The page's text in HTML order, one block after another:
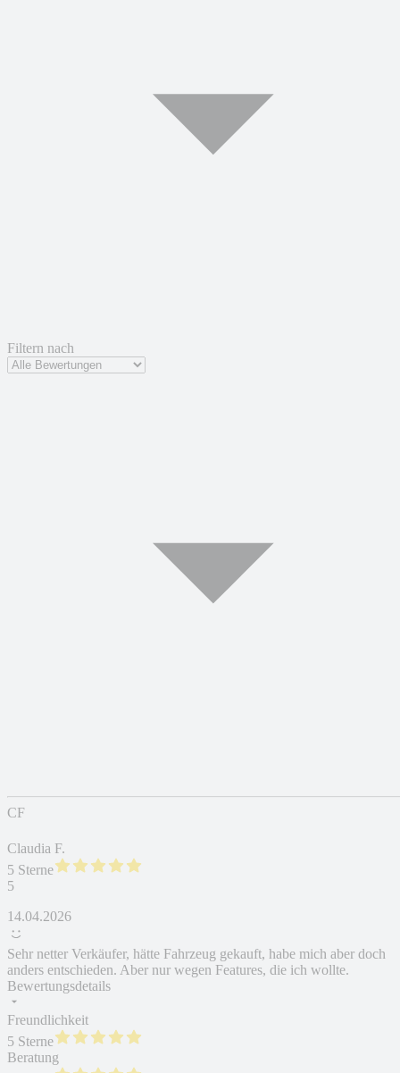
Filtern nach
CF
Claudia F.
5 Sterne
5
14.04.2026
Sehr netter Verkäufer, hätte Fahrzeug gekauft, habe mich aber doch
anders entschieden. Aber nur wegen Features, die ich wollte.
Bewertungsdetails
Freundlichkeit
5 Sterne
Beratung